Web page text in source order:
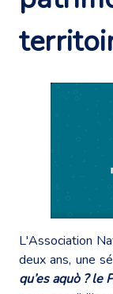
L'Association
deux ans, une
qu’es aquò ?